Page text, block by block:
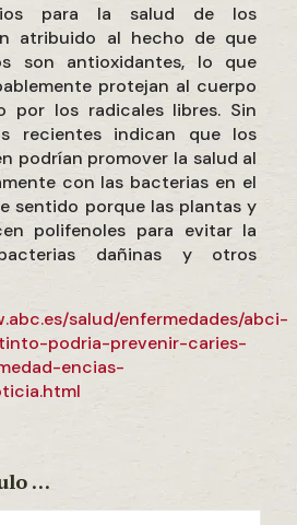
para la salud de los
atribuido al hecho de que
son antioxidantes, lo que
protejan al cuerpo
por los radicales libres. Sin
recientes indican que los
podrían promover la salud al
con las bacterias en el
sentido porque las plantas y
polifenoles para evitar la
dañinas y otros
salud/enfermedades/abci-
podria-prevenir-caries-
encias-
…